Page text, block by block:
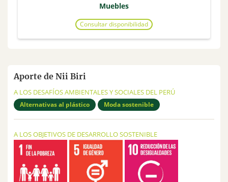
Muebles
Consultar disponibilidad
Aporte de Nii Biri
A LOS DESAFÍOS AMBIENTALES Y SOCIALES DEL PERÚ
Alternativas al plástico Moda sostenible
A LOS OBJETIVOS DE DESARROLLO SOSTENIBLE